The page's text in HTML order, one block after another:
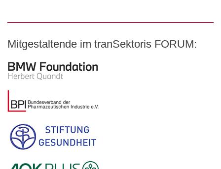
Mitgestaltende im tranSektoris FORUM:
Logo – BMW Foundation Herbert Quandt
Logo – BDI Bundesverband der Pharmazeutischen
Logo – Stiftung Gesundheit